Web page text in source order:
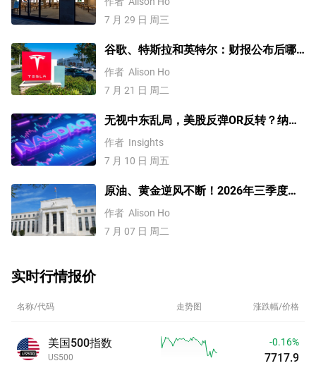
7 月 29 日 周三
谷歌、特斯拉和英特尔：财报公布后哪
只股票波动最大？
作者 Alison Ho
7 月 21 日 周二
无视中东乱局，美股反弹OR反转？纳指
100、费半指数、美光科技、闪迪技术分
析
作者 Insights
7 月 10 日 周五
原油、黄金逆风不断！2026年三季度会
大反弹吗？最全分析一览
作者 Alison Ho
7 月 07 日 周二
实时行情报价
名称/代码 走势图 涨跌幅/价格
美国500指数
US500
-0.16%
7718.0